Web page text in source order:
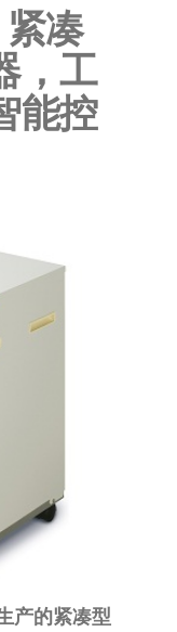
紧凑
，工
能控
产的紧凑型